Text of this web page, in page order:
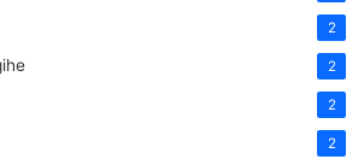
2
2
2
2